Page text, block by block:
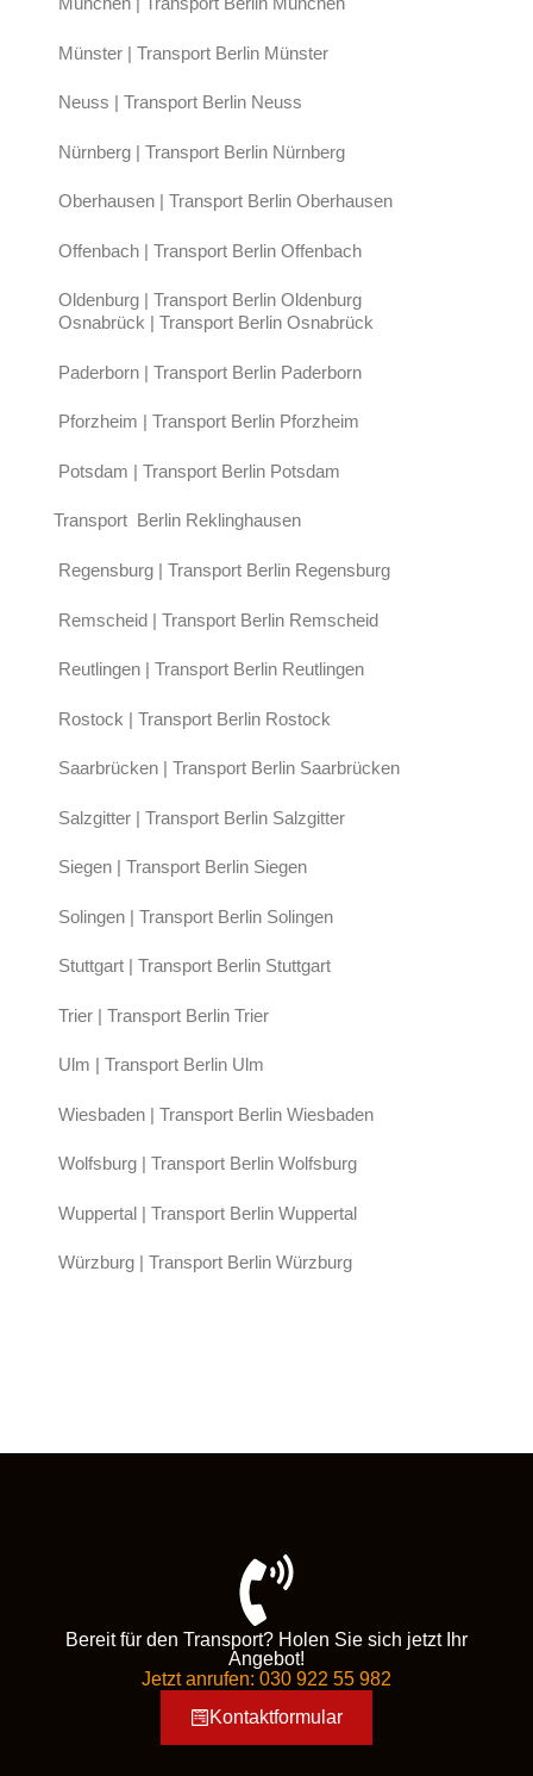
Münster | Transport Berlin Münster
Neuss | Transport Berlin Neuss
Nürnberg | Transport Berlin Nürnberg
Oberhausen | Transport Berlin Oberhausen
Offenbach | Transport Berlin Offenbach
Oldenburg | Transport Berlin Oldenburg
Osnabrück | Transport Berlin Osnabrück
Paderborn | Transport Berlin Paderborn
Pforzheim | Transport Berlin Pforzheim
Potsdam | Transport Berlin Potsdam
Transport Berlin Reklinghausen
Regensburg | Transport Berlin Regensburg
Remscheid | Transport Berlin Remscheid
Reutlingen | Transport Berlin Reutlingen
Rostock | Transport Berlin Rostock
Saarbrücken | Transport Berlin Saarbrücken
Salzgitter | Transport Berlin Salzgitter
Siegen | Transport Berlin Siegen
Solingen | Transport Berlin Solingen
Stuttgart | Transport Berlin Stuttgart
Trier | Transport Berlin Trier
Ulm | Transport Berlin Ulm
Wiesbaden | Transport Berlin Wiesbaden
Wolfsburg | Transport Berlin Wolfsburg
Wuppertal | Transport Berlin Wuppertal
Würzburg | Transport Berlin Würzburg
Bereit für den Transport? Holen Sie sich jetzt Ihr
Angebot!
Jetzt anrufen: 030 922 55 982
Kontaktformular